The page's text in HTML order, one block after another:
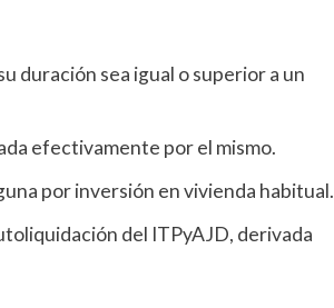
duración sea igual o superior a un
efectivamente por el mismo.
por inversión en vivienda habitual.
del ITPyAJD, derivada